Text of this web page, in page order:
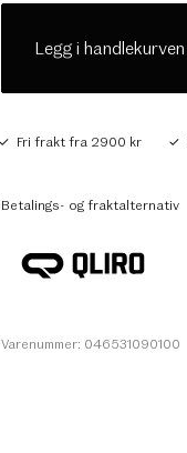
Legg i handlekurven
Fri frakt fra 2900 kr
Betalings- og fraktalternativ
Varenummer: 046531090100